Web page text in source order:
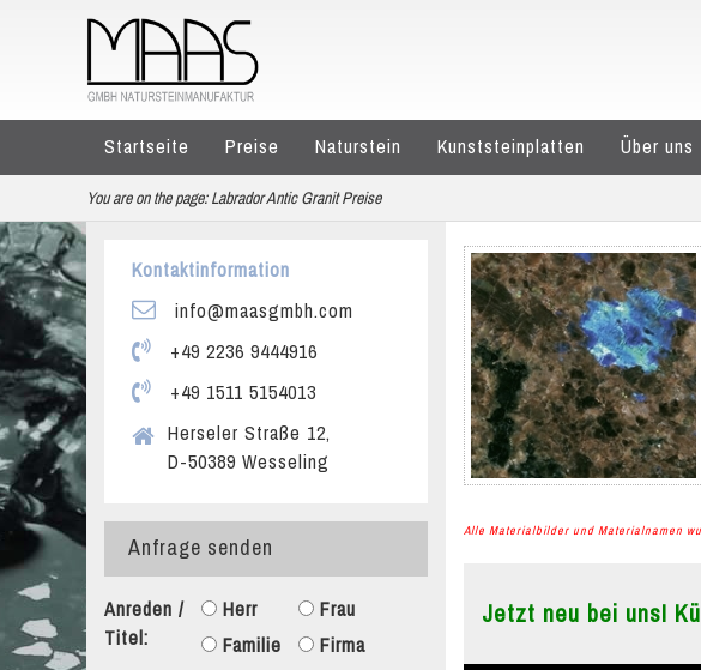
Startseite Preise Naturstein Kunststeinplatten Über uns
You are on the page: Labrador Antic Granit Preise
Alle Materialbilder und Materialnamen
Jetzt neu bei uns!
Kontaktinformation
info@maasgmbh.com
+49 2236 9444916
+49 1511 5154013
Herseler Straße 12,
D-50389 Wesseling
Anfrage senden
Anreden /
Titel:
Herr
Frau
Familie
Firma